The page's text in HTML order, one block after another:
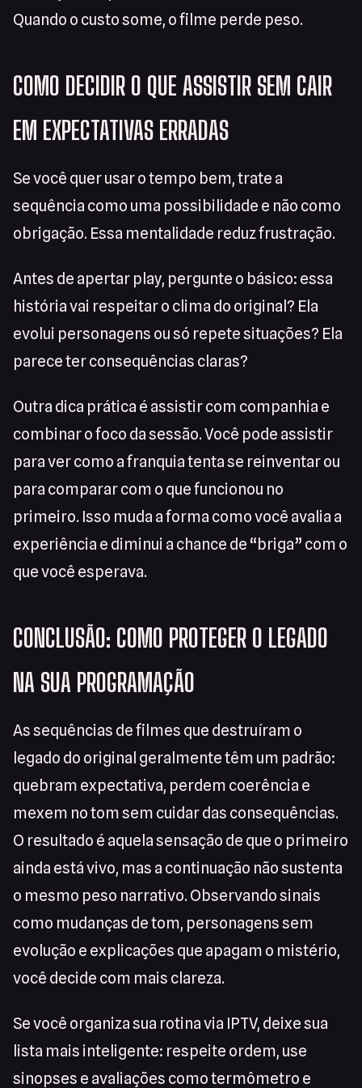
Quando o custo some, o filme perde peso.
COMO DECIDIR O QUE ASSISTIR SEM CAIR
EM EXPECTATIVAS ERRADAS
Se você quer usar o tempo bem, trate a
sequência como uma possibilidade e não como
obrigação. Essa mentalidade reduz frustração.
Antes de apertar play, pergunte o básico: essa
história vai respeitar o clima do original? Ela
evolui personagens ou só repete situações? Ela
parece ter consequências claras?
Outra dica prática é assistir com companhia e
combinar o foco da sessão. Você pode assistir
para ver como a franquia tenta se reinventar ou
para comparar com o que funcionou no
primeiro. Isso muda a forma como você avalia a
experiência e diminui a chance de “briga” com o
que você esperava.
CONCLUSÃO: COMO PROTEGER O LEGADO
NA SUA PROGRAMAÇÃO
As sequências de filmes que destruíram o
legado do original geralmente têm um padrão:
quebram expectativa, perdem coerência e
mexem no tom sem cuidar das consequências.
O resultado é aquela sensação de que o primeiro
ainda está vivo, mas a continuação não sustenta
o mesmo peso narrativo. Observando sinais
como mudanças de tom, personagens sem
evolução e explicações que apagam o mistério,
você decide com mais clareza.
Se você organiza sua rotina via IPTV, deixe sua
lista mais inteligente: respeite ordem, use
sinopses e avaliações como termômetro e